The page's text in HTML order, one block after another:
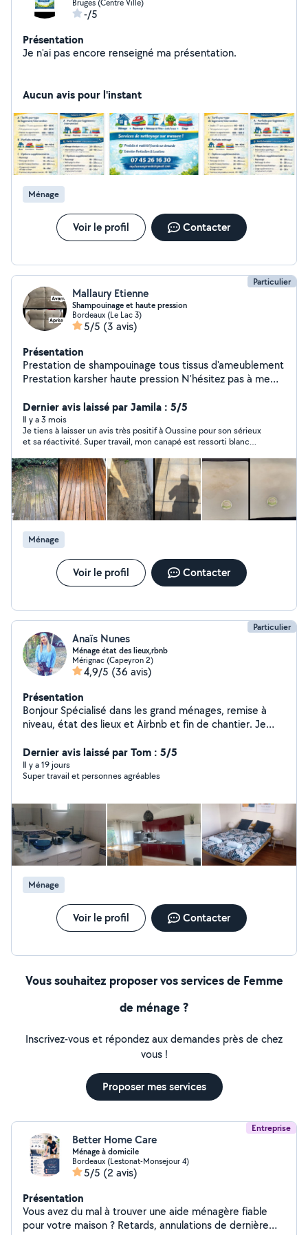
Bruges (Centre Ville)
-/5
Présentation
Je n'ai pas encore renseigné ma présentation.
Aucun avis pour l'instant
Ménage
Voir le profil Contacter
Particulier
Mallaury Etienne
Shampouinage et haute pression
Bordeaux (Le Lac 3)
5/5 (3 avis)
Présentation
Prestation de shampouinage tous tissus d'ameublement
Prestation karsher haute pression N'hésitez pas à me
Dernier avis laissé par Jamila : 5/5
Il y a 3 mois
Je tiens à laisser un avis très positif à Oussine pour son sérieux
et sa réactivité. Super travail, mon canapé est ressorti blanc
fin. Je recommande vivement ses services 👍
Ménage
Voir le profil Contacter
Particulier
Anaïs Nunes
Ménage état des lieux,rbnb
Mérignac (Capeyron 2)
4,9/5 (36 avis)
Présentation
Bonjour Spécialisé dans les grand ménages, remise à
niveau, état des lieux et Airbnb et fin de chantier. Je
voiture. Pendant ces 4 années j'ai aquis beaucoup
d'expérience dans ce domaine , très dynamique
minutieuse et ambitieuse. Vous avez besoin de
contatcter pour pluse de renseignements et tarif. A
bientôt *Tarif 20e de l'heur pour l'entretien régulier de
maison . *Rbnb 1euro du m2 à définire *remise à niveau
d'appartement ou maison Sur devis Intervention 7jrs/7
Dernier avis laissé par Tom : 5/5
Il y a 19 jours
Super travail et personnes agréables
Ménage
Voir le profil Contacter
Vous souhaitez proposer vos services de Femme
de ménage ?
Inscrivez-vous et répondez aux demandes près de chez
vous !
Proposer mes services
Entreprise
Better Home Care
Ménage à domicile
Bordeaux (Lestonat-Monsejour 4)
5/5 (2 avis)
Présentation
Vous avez du mal à trouver une aide ménagère fiable
pour votre maison ? Retards, annulations de dernière